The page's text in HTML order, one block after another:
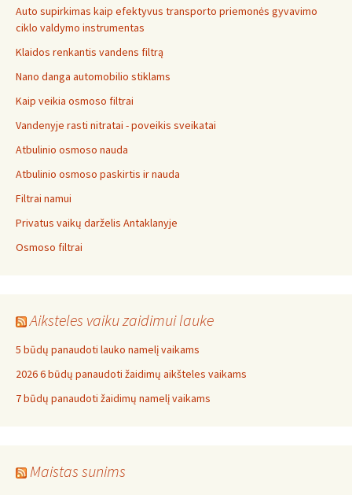
Auto supirkimas kaip efektyvus transporto priemonės gyvavimo
ciklo valdymo instrumentas
Klaidos renkantis vandens filtrą
Nano danga automobilio stiklams
Kaip veikia osmoso filtrai
Vandenyje rasti nitratai - poveikis sveikatai
Atbulinio osmoso nauda
Atbulinio osmoso paskirtis ir nauda
Filtrai namui
Privatus vaikų darželis Antaklanyje
Osmoso filtrai
Aiksteles vaiku zaidimui lauke
5 būdų panaudoti lauko namelį vaikams
2026 6 būdų panaudoti žaidimų aikšteles vaikams
7 būdų panaudoti žaidimų namelį vaikams
Maistas sunims